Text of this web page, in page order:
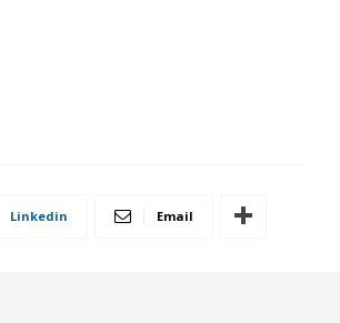
Linkedin Email